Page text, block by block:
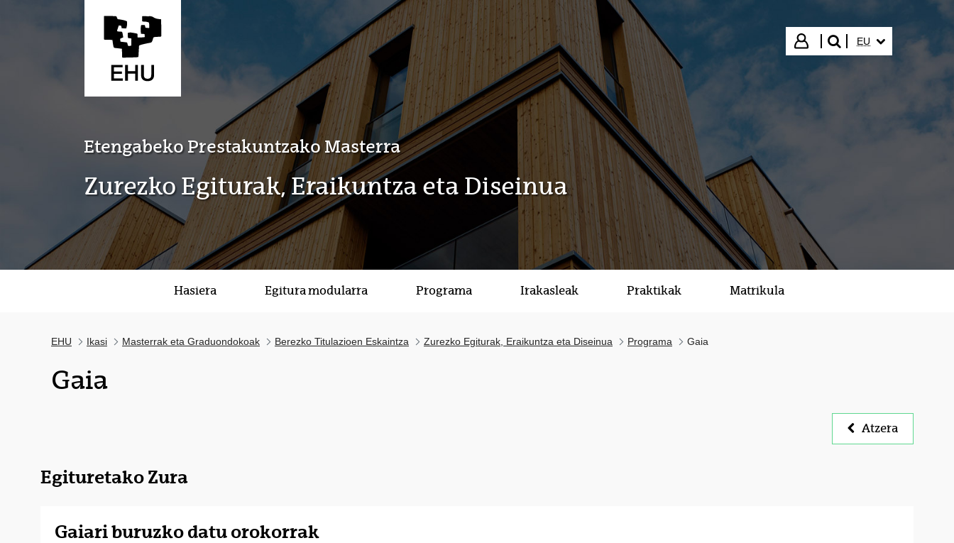
Hasi saioa
bilatu"
HIZKUNTZA
EU
Etengabeko Prestakuntzako Masterra
Zurezko Egiturak, Eraikuntza eta Diseinua
Hasiera Egitura modularra Programa Irakasleak Praktikak Matrikula
EHU Ikasi Masterrak eta Graduondokoak Berezko Titulazioen Eskaintza Zurezko Egiturak, Eraikuntza eta Diseinua Programa Gaia
Gaia
Atzera
Egituretako Zura
Gaiari buruzko datu orokorrak